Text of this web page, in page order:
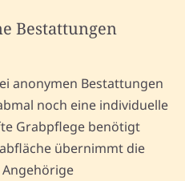
Bestattungen
anonymen Bestattungen
noch eine individuelle
Grabpflege benötigt
übernimmt die